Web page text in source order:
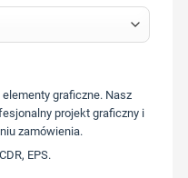
573 568
graficzne. Nasz
projekt graficzny i
zamówienia.
EPS.